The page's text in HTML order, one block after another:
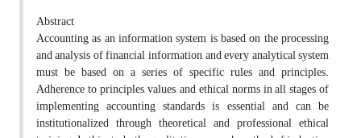
Abstract
Accounting as an information system is based on the processing
and analysis of financial information, and every analytical system
must be based on a series of specific rules and principles.
Adherence to principles, values, and ethical norms in all stages of
implementing accounting standards is essential and can be
institutionalized through theoretical and professional ethical